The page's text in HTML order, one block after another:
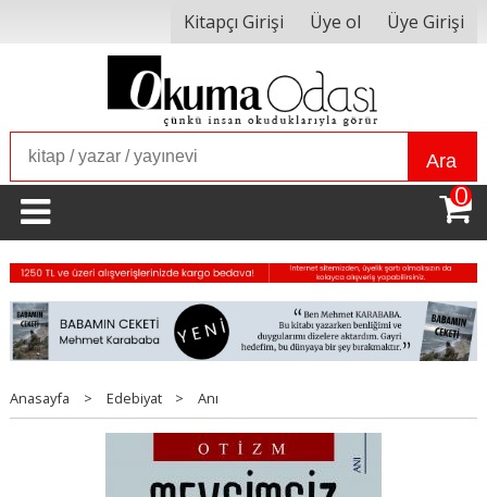
Kitapçı Girişi Üye ol Üye Girişi
Ara
0
Anasayfa > Edebiyat > Anı